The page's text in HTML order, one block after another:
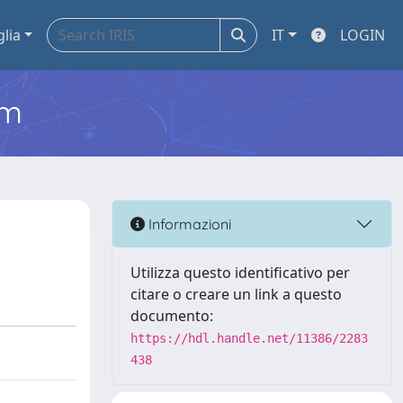
IT LOGIN
Informazioni
Utilizza questo identificativo per
citare o creare un link a questo
documento:
https://hdl.handle.net/11386/2283
438